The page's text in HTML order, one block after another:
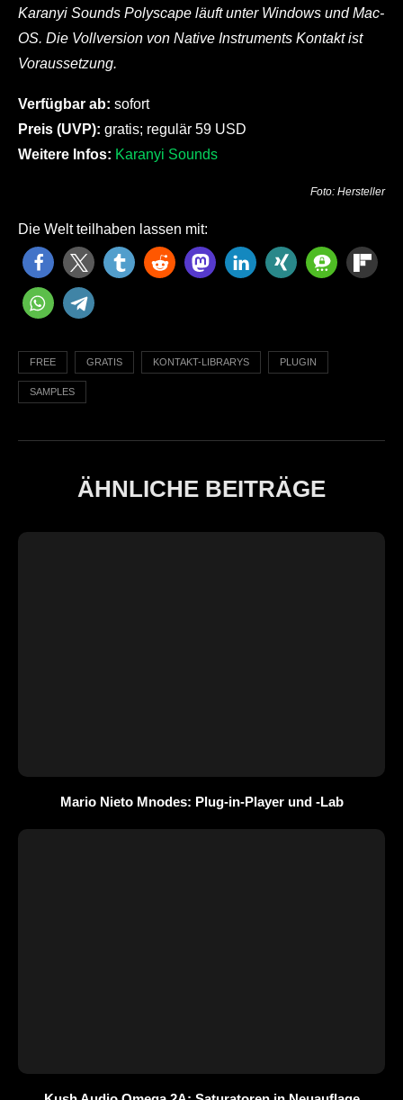
Karanyi Sounds Polyscape läuft unter Windows und Mac-
OS. Die Vollversion von Native Instruments Kontakt ist
Voraussetzung.
Verfügbar ab: sofort
Preis (UVP): gratis; regulär 59 USD
Weitere Infos: Karanyi Sounds
Foto: Hersteller
Die Welt teilhaben lassen mit:
FREE GRATIS KONTAKT-LIBRARYS PLUGIN
SAMPLES
ÄHNLICHE BEITRÄGE
Mario Nieto Mnodes: Plug-in-Player und -Lab